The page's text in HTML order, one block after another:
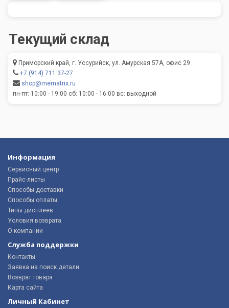
Текущий склад
Приморский край, г. Уссурийск, ул. Амурская 57А, офис 29
+7 (914) 711 37-27
shop@mematrix.ru
пн-пт: 10:00 - 19:00 сб: 10:00 - 16:00 вс: выходной
Информация
Сервисный центр
Прайс-листы
Способы доставки
Способы оплаты
Типы дисплеев
Условия возврата
О компании
Служба поддержки
Контакты
Заявка на поиск детали
Возврат товара
Карта сайта
Личный Кабинет